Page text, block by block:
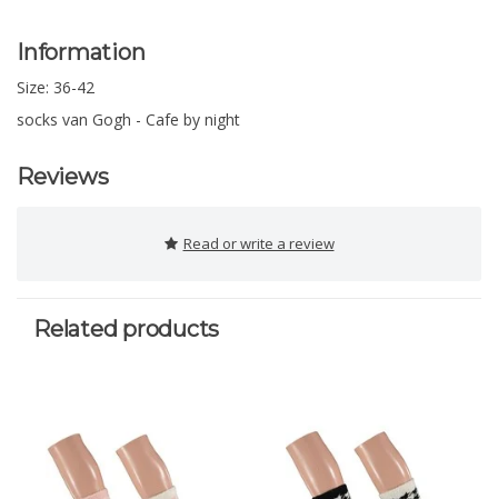
Information
Size: 36-42
socks van Gogh - Cafe by night
Reviews
Read or write a review
Related products